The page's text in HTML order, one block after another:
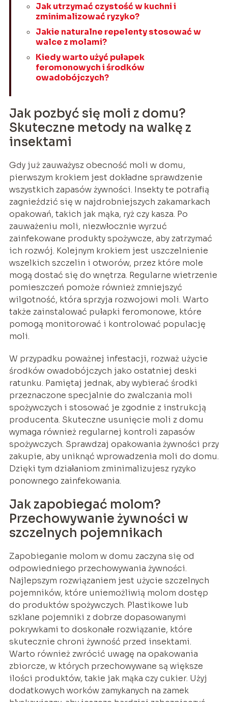
Jak utrzymać czystość w kuchni i
zminimalizować ryzyko?
Jakie naturalne repelenty stosować w
walce z molami?
Kiedy warto użyć pułapek
feromonowych i środków
owadobójczych?
Jak pozbyć się moli z domu?
Skuteczne metody na walkę z
insektami
Gdy już zauważysz obecność moli w domu,
pierwszym krokiem jest dokładne sprawdzenie
wszystkich zapasów żywności. Insekty te potrafią
zagnieździć się w najdrobniejszych zakamarkach
opakowań, takich jak mąka, ryż czy kasza. Po
zauważeniu moli, niezwłocznie wyrzuć
zainfekowane produkty spożywcze, aby zatrzymać
ich rozwój. Kolejnym krokiem jest uszczelnienie
wszelkich szczelin i otworów, przez które mole
mogą dostać się do wnętrza. Regularne wietrzenie
pomieszczeń pomoże również zmniejszyć
wilgotność, która sprzyja rozwojowi moli. Warto
także zainstalować pułapki feromonowe, które
pomogą monitorować i kontrolować populację
moli.
W przypadku poważnej infestacji, rozważ użycie
środków owadobójczych jako ostatniej deski
ratunku. Pamiętaj jednak, aby wybierać środki
przeznaczone specjalnie do zwalczania moli
spożywczych i stosować je zgodnie z instrukcją
producenta. Skuteczne usunięcie moli z domu
wymaga również regularnej kontroli zapasów
spożywczych. Sprawdzaj opakowania żywności przy
zakupie, aby uniknąć wprowadzenia moli do domu.
Dzięki tym działaniom zminimalizujesz ryzyko
ponownego zainfekowania.
Jak zapobiegać molom?
Przechowywanie żywności w
szczelnych pojemnikach
Zapobieganie molom w domu zaczyna się od
odpowiedniego przechowywania żywności.
Najlepszym rozwiązaniem jest użycie szczelnych
pojemników, które uniemożliwią molom dostęp
do produktów spożywczych. Plastikowe lub
szklane pojemniki z dobrze dopasowanymi
pokrywkami to doskonałe rozwiązanie, które
skutecznie chroni żywność przed insektami.
Warto również zwrócić uwagę na opakowania
zbiorcze, w których przechowywane są większe
ilości produktów, takie jak mąka czy cukier. Użyj
dodatkowych worków zamykanych na zamek